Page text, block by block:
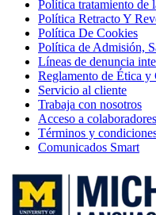
Política tratamiento de
Política Retracto Y
Política De Cookies
Política de Admisión,
Líneas de denuncia
Reglamento de Ética y
Servicio al cliente
Trabaja con nosotros
Acceso a colaboradores
Términos y
Comunicados Smart